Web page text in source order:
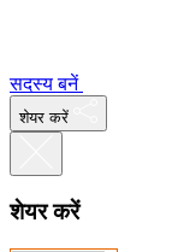
सदस्य बनें
शेयर करें
शेयर करें